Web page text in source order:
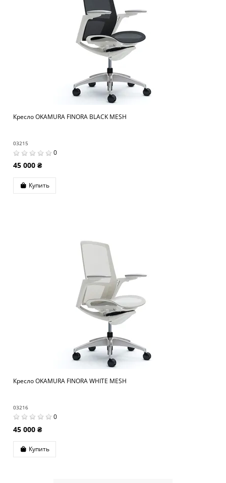
Кресло OKAMURA FINORA BLACK MESH
03215
0
45 000 ₴
Купить
Кресло OKAMURA FINORA WHITE MESH
03216
0
45 000 ₴
Купить